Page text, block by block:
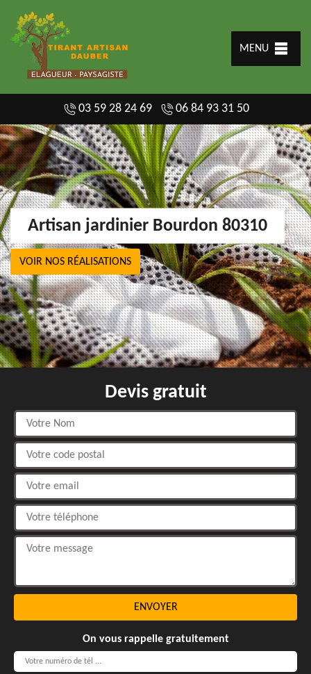
MENU
03 59 28 24 69 06 84 93 31 50
Artisan jardinier Bourdon 80310
VOIR NOS RÉALISATIONS
Devis gratuit
On vous rappelle gratuitement